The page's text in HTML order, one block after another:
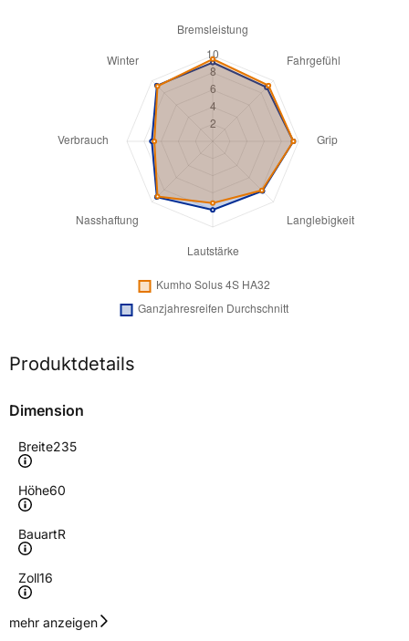
Produktdetails
Dimension
Breite235
Höhe60
BauartR
Zoll16
Geschwindigkeitsindex
mehr anzeigen